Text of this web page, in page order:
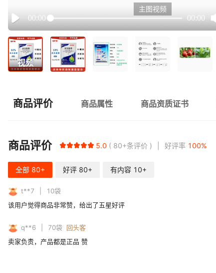
Play
00:00 00:00
主图视频
视频
商品评价 商品属性 商品资质证书
商品评价 5.0 80+条评价 好评率 100%
全部 80+ 好评 80+ 有内容 10+
t**7 10袋
该用户觉得商品非常赞，给出了五星好评
q**6 70袋 回头客
卖家负责，产品都是正品 赞